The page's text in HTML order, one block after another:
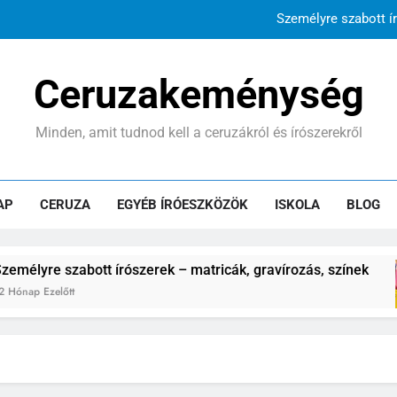
Személyre szabott
TOP
Digitális vs. hagyományos:
Mennyibe kerül az
Ceruzakeménység
Minden, amit tudnod kell a ceruzákról és írószerekről
CERUZA EGYÉB ÍRÓESZKÖZÖK ISKOLA BLOG
írószerek – matricák, gravírozás, színek